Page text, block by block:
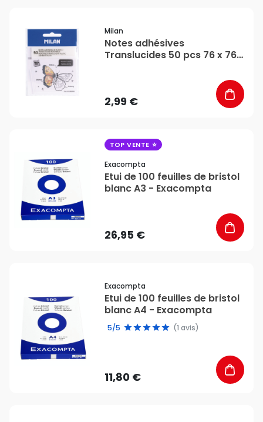
Milan
Notes adhésives
Translucides 50 pcs 76 x 76
2,99 €
TOP VENTE
Exacompta
Etui de 100 feuilles de bristol
blanc A3 - Exacompta
26,95 €
Exacompta
Etui de 100 feuilles de bristol
blanc A4 - Exacompta
5/5 (1 avis)
11,80 €